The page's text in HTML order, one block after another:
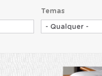
Temas